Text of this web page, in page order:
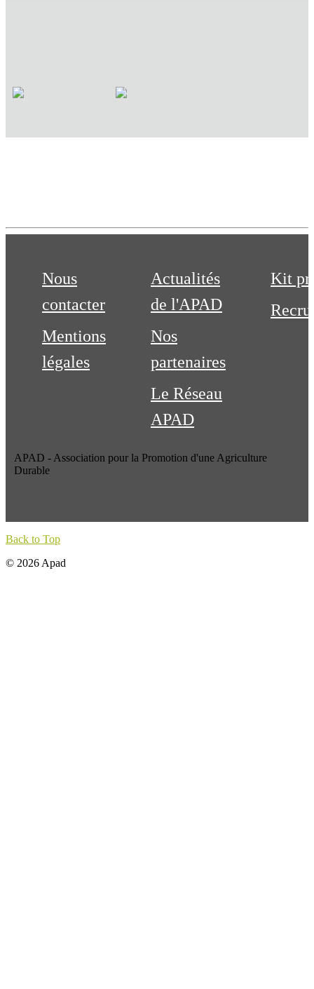
Nous
contacter
Mentions
légales
Actualités
de l'APAD
Nos
partenaires
Le Réseau
APAD
Kit
APAD - Association pour la Promotion d'une Agriculture
Durable
Back to Top
© 2026 Apad